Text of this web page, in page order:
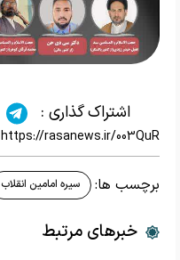
اشتراک گذاری :
https://rasanews.ir/003QuR
برچسب ها: سیره امامین انقلاب
خبرهای مرتبط